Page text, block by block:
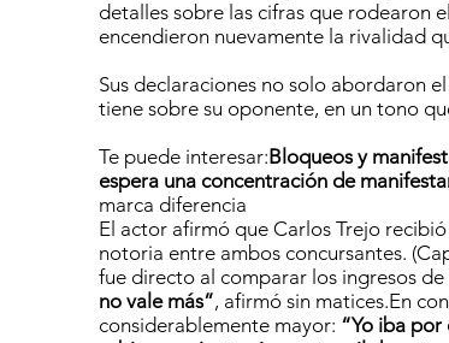
detalles sobre las cifras que rodearon
encendieron nuevamente la rivalidad
Sus declaraciones no solo abordaron
tiene sobre su oponente, en un tono
Te puede interesar:Bloqueos y
espera una concentración de
marca diferencia
El actor afirmó que Carlos Trejo
notoria entre ambos concursantes.
fue directo al comparar los ingresos de
no vale más”, afirmó sin matices.En
considerablemente mayor: “Yo iba